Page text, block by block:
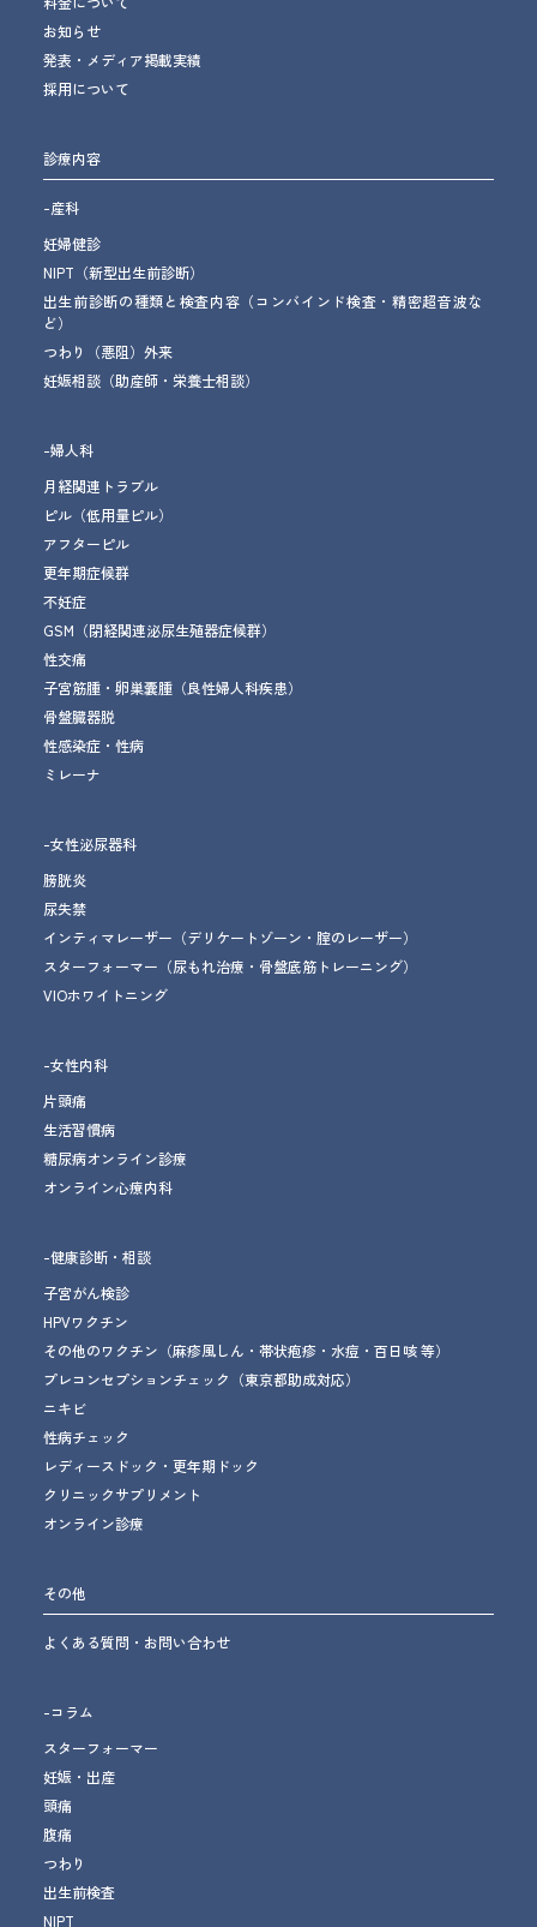
お知らせ
発表・メディア掲載実績
採用について
診療内容
-産科
妊婦健診
NIPT（新型出生前診断）
出生前診断の種類と検査内容（コンバインド検査・精密超音波な
ど）
つわり（悪阻）外来
妊娠相談（助産師・栄養士相談）
-婦人科
月経関連トラブル
ピル（低用量ピル）
アフターピル
更年期症候群
不妊症
GSM （閉経関連泌尿生殖器症候群）
性交痛
子宮筋腫・卵巣嚢腫（良性婦人科疾患）
骨盤臓器脱
性感染症・性病
ミレーナ
-女性泌尿器科
膀胱炎
尿失禁
インティマレーザー （デリケートゾーン・腟のレーザー）
スターフォーマー （尿もれ治療 ・骨盤底筋トレーニング）
VIOホワイトニング
-女性内科
片頭痛
生活習慣病
糖尿病オンライン診療
オンライン心療内科
-健康診断・相談
子宮がん検診
HPVワクチン
その他のワクチン （麻疹風しん・帯状疱疹・水痘・百日咳 等）
プレコンセプションチェック （東京都助成対応）
ニキビ
性病チェック
レディースドック・更年期ドック
クリニックサプリメント
オンライン診療
その他
よくある質問・お問い合わせ
-コラム
スターフォーマー
妊娠・出産
頭痛
腹痛
つわり
出生前検査
NIPT